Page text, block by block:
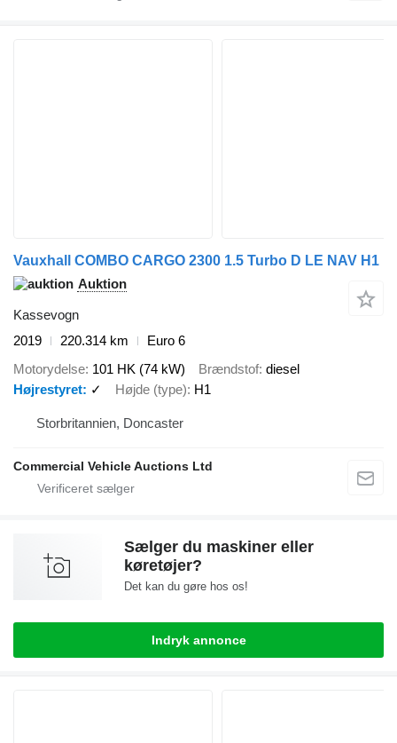
Vauxhall COMBO CARGO 2300 1.5 Turbo D LE NAV H1
Auktion
Kassevogn
2019
220.314 km
Euro 6
Motorydelse 101 HK (74 kW) Brændstof diesel
Højrestyret
✓ Højde (type) H1
Storbritannien, Doncaster
Commercial Vehicle Auctions Ltd
Sælger du maskiner eller
køretøjer?
Det kan du gøre hos os!
Indryk annonce